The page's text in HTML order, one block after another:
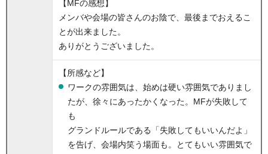
【MFの感想】
メンバや会場の皆さんのお陰で、最後までおえるこ
とが出来ました。
ありがとうございました。
【所感など】
ワークの雰囲気は、始めは硬い雰囲気でありまし
たが、徐々にあったかくなった。MFが失敗して
も
グランドルールである「失敗してもいいんだよ」
を告げ、会場内笑う場面も。とてもいい雰囲気で